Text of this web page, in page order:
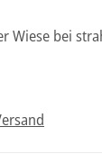
Wiese bei